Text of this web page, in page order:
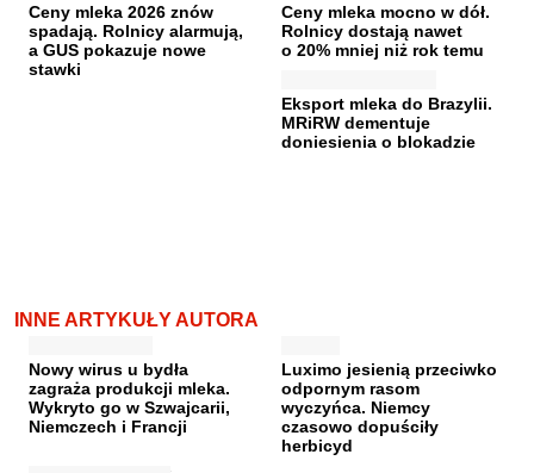
Ceny mleka 2026 znów
spadają. Rolnicy alarmują,
a GUS pokazuje nowe
stawki
Ceny mleka mocno w dół.
Rolnicy dostają nawet
o 20% mniej niż rok temu
Eksport mleka do Brazylii.
MRiRW dementuje
doniesienia o blokadzie
INNE ARTYKUŁY AUTORA
Nowy wirus u bydła
zagraża produkcji mleka.
Wykryto go w Szwajcarii,
Niemczech i Francji
Luximo jesienią przeciwko
odpornym rasom
wyczyńca. Niemcy
czasowo dopuściły
herbicyd